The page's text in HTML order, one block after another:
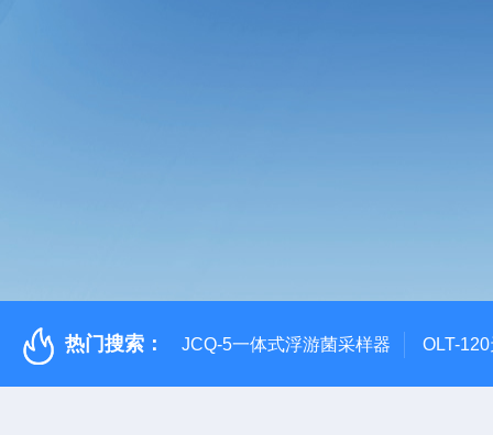
热门搜索： JCQ-5一体式浮游菌采样器 OLT-